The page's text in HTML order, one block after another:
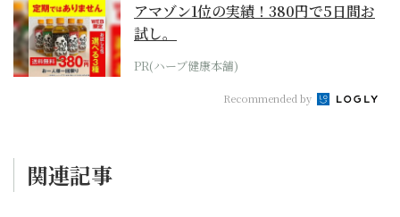
アマゾン1位の実績！380円で5日間お
試し。
PR(ハーブ健康本舗)
Recommended by
関連記事